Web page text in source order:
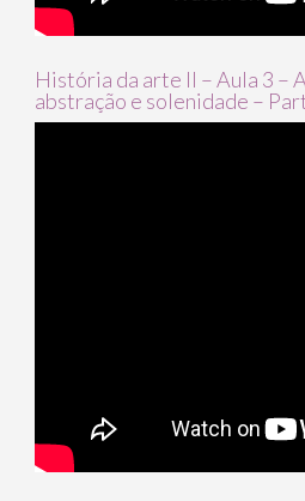
História da arte II – Aula 3 –
abstração e solenidade –